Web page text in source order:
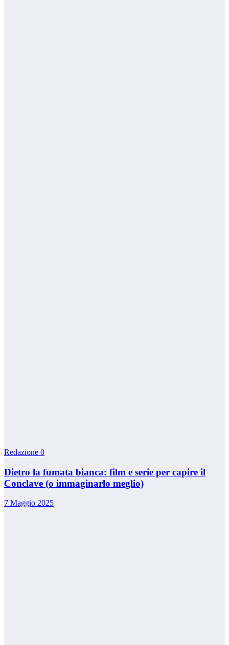
Redazione 0
Dietro la fumata bianca: film e serie per capire il
Conclave (o immaginarlo meglio)
7 Maggio 2025